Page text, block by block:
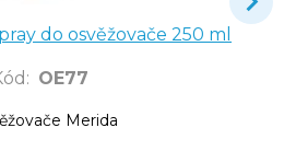
do osvěžovače 250 ml
: OE77
Merida